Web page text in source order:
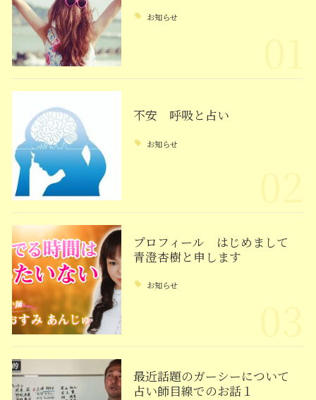
お知らせ
不安 呼吸と占い
お知らせ
プロフィール はじめまして
青澄杏樹と申します
お知らせ
最近話題のガーシーについて
占い師目線でのお話１